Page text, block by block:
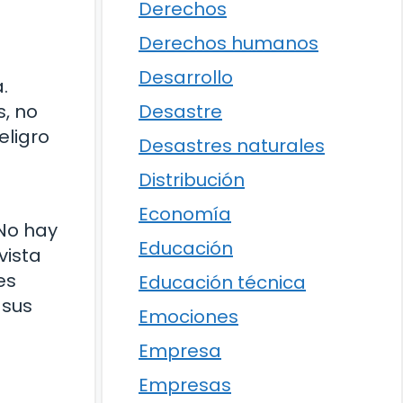
no
hay
Derechos
Derechos humanos
Desarrollo
Desastre
Desastres naturales
Distribución
Economía
Educación
Educación técnica
Emociones
Empresa
Empresas